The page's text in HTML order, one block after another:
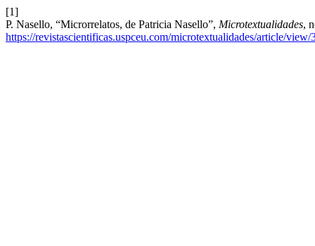
[1]
P. Nasello, “Microrrelatos, de Patricia Nasello”, Microtextualidades,
https://revistascientificas.uspceu.com/microtextualidades/article/view/